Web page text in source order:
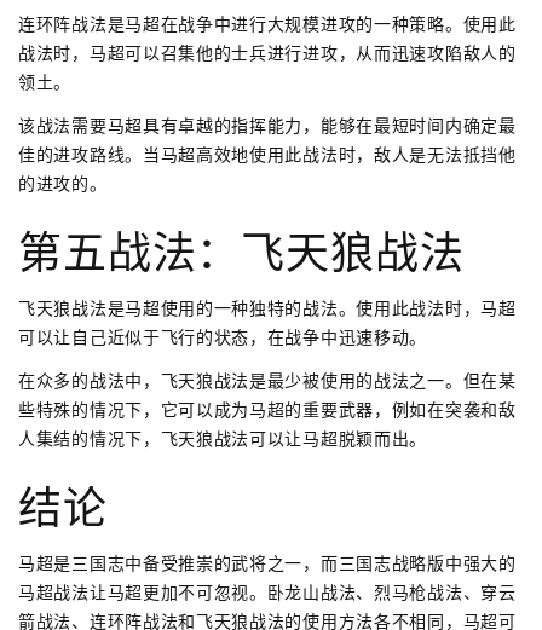
连环阵战法是马超在战争中进行大规模进攻的一种策略。使用此
战法时，马超可以召集他的士兵进行进攻，从而迅速攻陷敌人的
领土。
该战法需要马超具有卓越的指挥能力，能够在最短时间内确定最
佳的进攻路线。当马超高效地使用此战法时，敌人是无法抵挡他
的进攻的。
第五战法：飞天狼战法
飞天狼战法是马超使用的一种独特的战法。使用此战法时，马超
可以让自己近似于飞行的状态，在战争中迅速移动。
在众多的战法中，飞天狼战法是最少被使用的战法之一。但在某
些特殊的情况下，它可以成为马超的重要武器，例如在突袭和敌
人集结的情况下，飞天狼战法可以让马超脱颖而出。
结论
马超是三国志中备受推崇的武将之一，而三国志战略版中强大的
马超战法让马超更加不可忽视。卧龙山战法、烈马枪战法、穿云
箭战法、连环阵战法和飞天狼战法的使用方法各不相同，马超可